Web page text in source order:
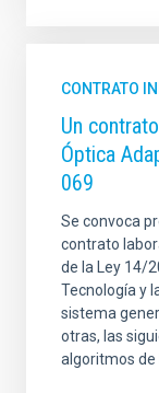
CONTRATO
Un
Óptica
069
Se convoca
contrato
de la Ley 14/
Tecnología y
sistema
otras, las
algoritmos de